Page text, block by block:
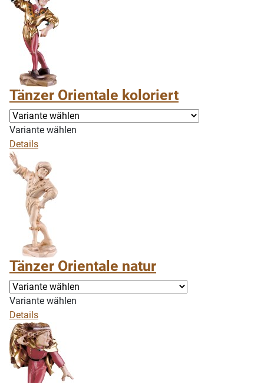
Tänzer Orientale koloriert
Variante wählen
Details
Tänzer Orientale natur
Variante wählen
Details